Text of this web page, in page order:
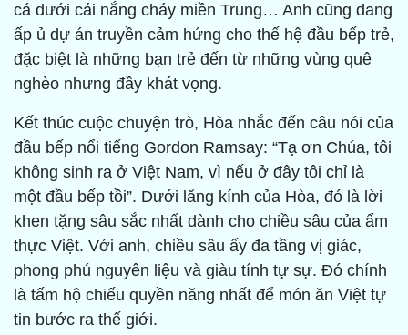
cá dưới cái nắng cháy miền Trung… Anh cũng đang
ấp ủ dự án truyền cảm hứng cho thế hệ đầu bếp trẻ,
đặc biệt là những bạn trẻ đến từ những vùng quê
nghèo nhưng đầy khát vọng.
Kết thúc cuộc chuyện trò, Hòa nhắc đến câu nói của
đầu bếp nổi tiếng Gordon Ramsay: “Tạ ơn Chúa, tôi
không sinh ra ở Việt Nam, vì nếu ở đây tôi chỉ là
một đầu bếp tồi”. Dưới lăng kính của Hòa, đó là lời
khen tặng sâu sắc nhất dành cho chiều sâu của ẩm
thực Việt. Với anh, chiều sâu ấy đa tầng vị giác,
phong phú nguyên liệu và giàu tính tự sự. Đó chính
là tấm hộ chiếu quyền năng nhất để món ăn Việt tự
tin bước ra thế giới.